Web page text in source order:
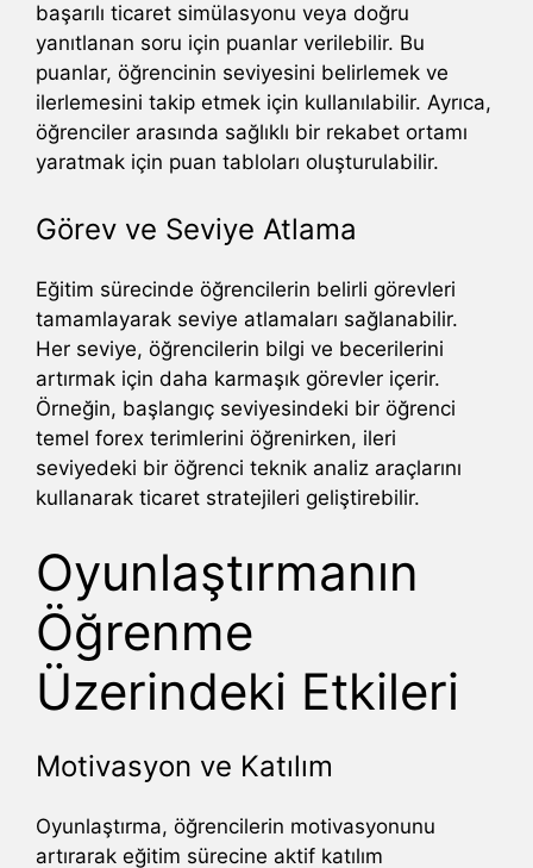
başarılı ticaret simülasyonu veya doğru
yanıtlanan soru için puanlar verilebilir. Bu
puanlar, öğrencinin seviyesini belirlemek ve
ilerlemesini takip etmek için kullanılabilir. Ayrıca,
öğrenciler arasında sağlıklı bir rekabet ortamı
yaratmak için puan tabloları oluşturulabilir.
Görev ve Seviye Atlama
Eğitim sürecinde öğrencilerin belirli görevleri
tamamlayarak seviye atlamaları sağlanabilir.
Her seviye, öğrencilerin bilgi ve becerilerini
artırmak için daha karmaşık görevler içerir.
Örneğin, başlangıç seviyesindeki bir öğrenci
temel forex terimlerini öğrenirken, ileri
seviyedeki bir öğrenci teknik analiz araçlarını
kullanarak ticaret stratejileri geliştirebilir.
Oyunlaştırmanın
Öğrenme
Üzerindeki Etkileri
Motivasyon ve Katılım
Oyunlaştırma, öğrencilerin motivasyonunu
artırarak eğitim sürecine aktif katılım